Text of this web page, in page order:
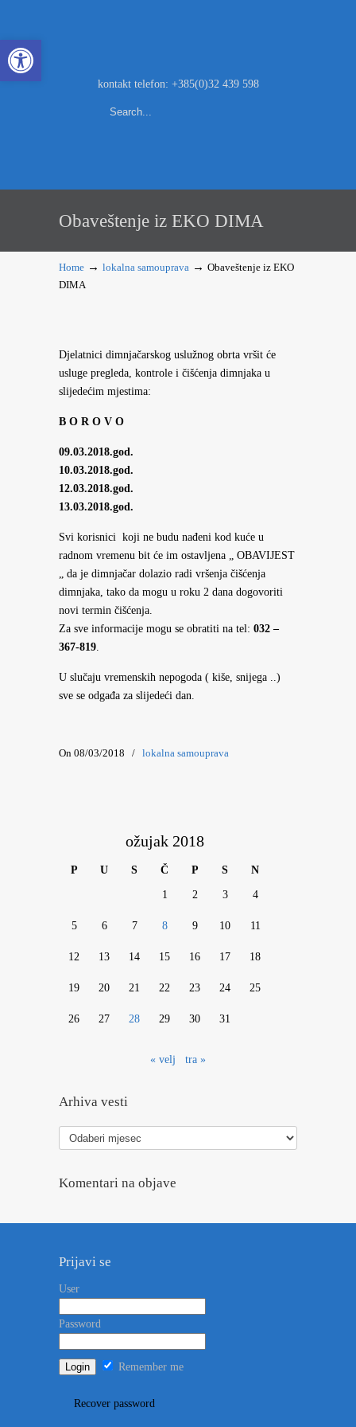
Open toolbar
kontakt telefon: +385(0)32 439 598
Obaveštenje iz EKO DIMA
Home → lokalna samouprava → Obaveštenje iz EKO
DIMA
Djelatnici dimnjačarskog uslužnog obrta vršit će
usluge pregleda, kontrole i čišćenja dimnjaka u
slijedećim mjestima:
B O R O V O
09.03.2018.god.
10.03.2018.god.
12.03.2018.god.
13.03.2018.god.
Svi korisnici koji ne budu nađeni kod kuće u
radnom vremenu bit će im ostavljena „ OBAVIJEST
„ da je dimnjačar dolazio radi vršenja čišćenja
dimnjaka, tako da mogu u roku 2 dana dogovoriti
novi termin čišćenja.
Za sve informacije mogu se obratiti na tel: 032 –
367-819.
U slučaju vremenskih nepogoda ( kiše, snijega ..)
sve se odgađa za slijedeći dan.
On 08/03/2018 / lokalna samouprava
ožujak 2018
P U S Č P S N
1 2 3 4
5 6 7 8 9 10 11
12 13 14 15 16 17 18
19 20 21 22 23 24 25
26 27 28 29 30 31
« velj tra »
Arhiva vesti
Arhiva
vesti
Komentari na objave
Prijavi se
User
Password
Remember me
Recover password